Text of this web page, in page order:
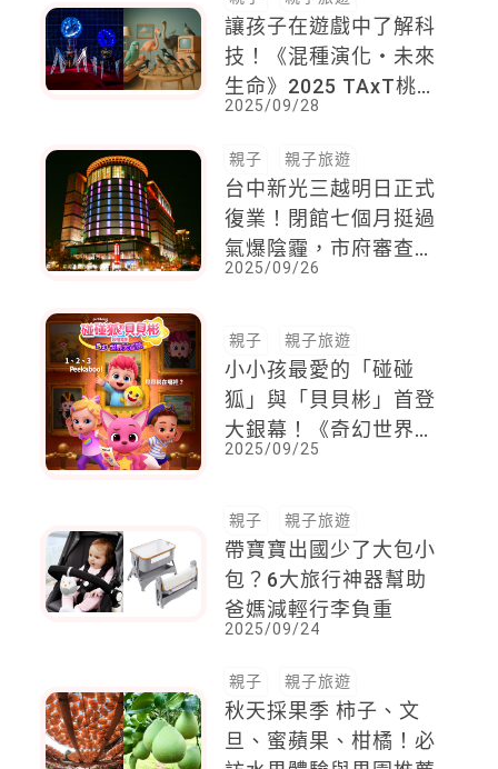
讓孩子在遊戲中了解科
技！《混種演化・未來
生命》2025 TAxT桃園
科技藝術節
2025/09/28
親子 親子旅遊
台中新光三越明日正式
復業！閉館七個月挺過
氣爆陰霾，市府審查通
過，強調公共安全優先
2025/09/26
親子 親子旅遊
小小孩最愛的「碰碰
狐」與「貝貝彬」首登
大銀幕！《奇幻世界大
冒險》10/9 全台上映
2025/09/25
親子 親子旅遊
帶寶寶出國少了大包小
包？6大旅行神器幫助
爸媽減輕行李負重
2025/09/24
親子 親子旅遊
秋天採果季 柿子、文
旦、蜜蘋果、柑橘！必